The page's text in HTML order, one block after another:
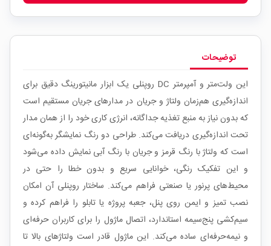
توضیحات
این ولت‌متر و آمپرمتر DC روپنلی یک ابزار مانیتورینگ دقیق برای
اندازه‌گیری هم‌زمان ولتاژ و جریان در مدارهای جریان مستقیم است
که بدون نیاز به منبع تغذیه جداگانه، انرژی کاری خود را از همان مدار
تحت اندازه‌گیری دریافت می‌کند. طراحی دو رنگ نمایشگر به‌گونه‌ای
است که ولتاژ با رنگ قرمز و جریان با رنگ آبی نمایش داده می‌شود
و این تفکیک رنگی، خوانایی سریع و بدون خطا را حتی در
محیط‌های پرنور یا صنعتی فراهم می‌کند. ساختار روپنلی آن امکان
نصب تمیز و ایمن روی پنل، جعبه پروژه یا تابلو را فراهم کرده و
سیم‌کشی پنج‌سیمه استاندارد، اتصال ماژول را برای کاربران حرفه‌ای
و نیمه‌حرفه‌ای ساده می‌کند. این ماژول قادر است ولتاژهای بالا تا